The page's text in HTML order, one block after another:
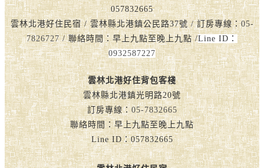
057832665
雲林北港好住民宿 / 雲林縣北港鎮公民路37號 / 訂房專線：05-
7826727/ 聯絡時間：早上九點至晚上九點 /Line ID：
0932587227
雲林北港好住背包客棧
雲林縣北港鎮光明路20號
訂房專線：05-7832665
聯絡時間：早上九點至晚上九點
Line ID：057832665